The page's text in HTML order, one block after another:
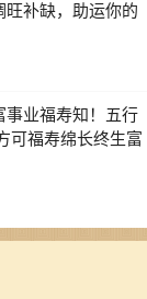
旺补缺，助运你的
事业福寿知！五行
可福寿绵长终生富